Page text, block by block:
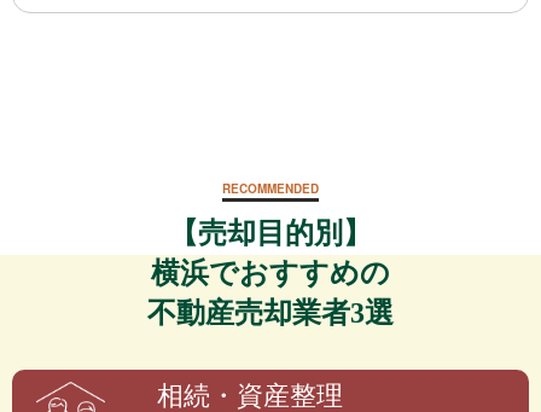
RECOMMENDED
【売却目的別】
横浜でおすすめの
不動産売却業者3選
相続・資産整理